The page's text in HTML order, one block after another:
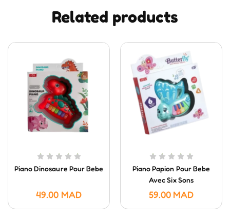
Related products
Piano Dinosaure Pour Bebe
49.00 MAD
Piano Papion Pour Bebe
Avec Six Sons
59.00 MAD